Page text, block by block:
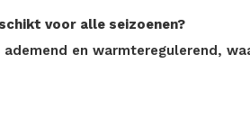
voor alle seizoenen?
en warmteregulerend,